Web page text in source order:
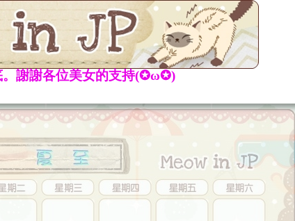
。謝謝各位美女的支持(✪ω✪)